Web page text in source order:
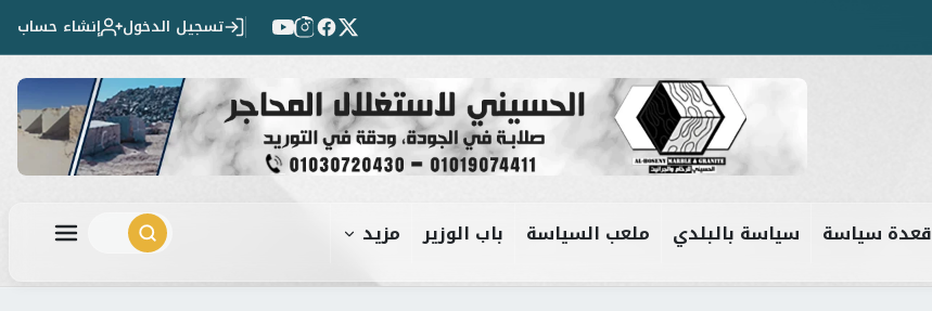
تسجيل الدخول إنشاء حساب
قعدة سياسة سياسة بالبلدي ملعب السياسة باب الوزير مزيد